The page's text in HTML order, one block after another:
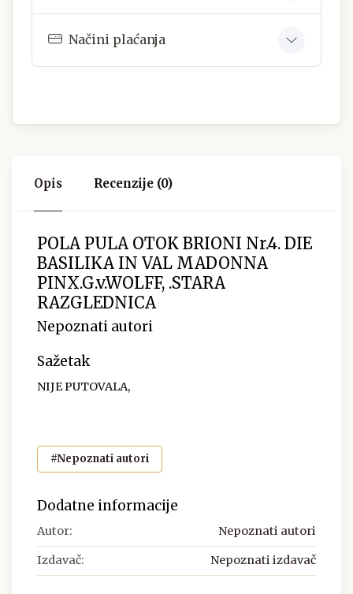
Načini plaćanja
Opis Recenzije (0)
POLA PULA OTOK BRIONI Nr.4. DIE
BASILIKA IN VAL MADONNA
PINX.G.v.WOLFF, .STARA
RAZGLEDNICA
Nepoznati autori
Sažetak
NIJE PUTOVALA,
#Nepoznati autori
Dodatne informacije
Autor: Nepoznati autori
Izdavač: Nepoznati izdavač